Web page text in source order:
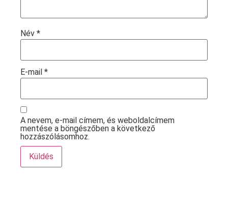
Név *
E-mail *
A nevem, e-mail címem, és weboldalcímem
mentése a böngészőben a következő
hozzászólásomhoz.